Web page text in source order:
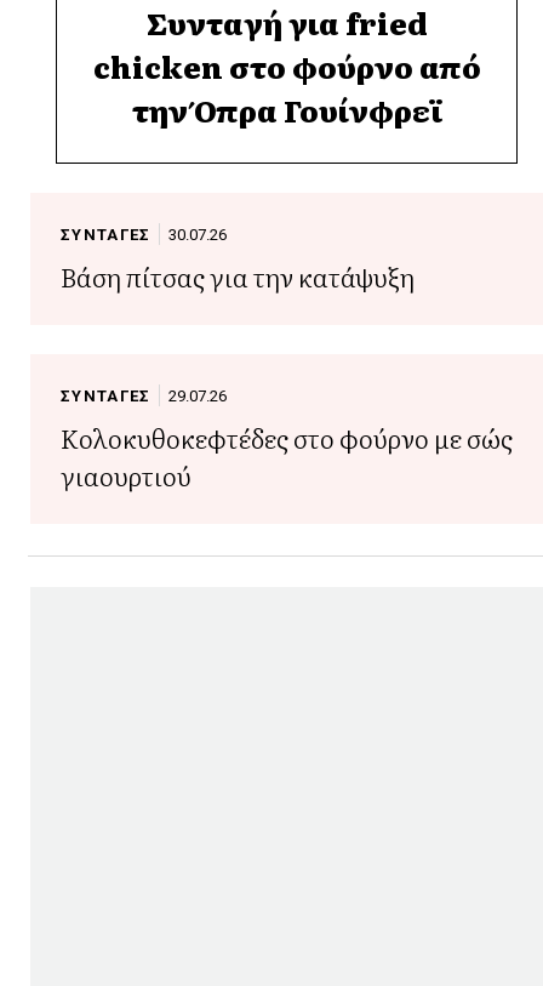
Συνταγή για fried
chicken στο φούρνο από
την Όπρα Γουίνφρεϊ
ΣΥΝΤΑΓΕΣ 30.07.26
Βάση πίτσας για την κατάψυξη
ΣΥΝΤΑΓΕΣ 29.07.26
Κολοκυθοκεφτέδες στο φούρνο με σώς
γιαουρτιού